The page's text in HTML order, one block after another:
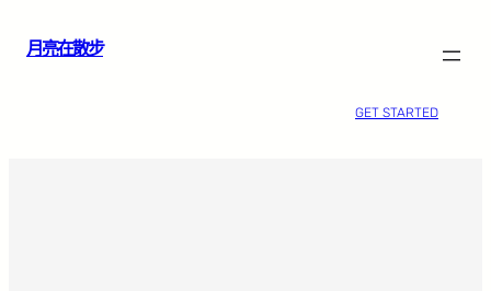
月亮在散步
GET STARTED